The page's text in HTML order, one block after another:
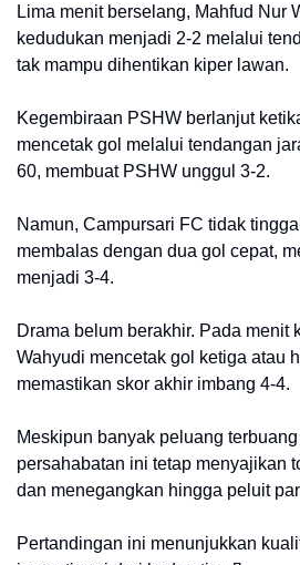
Lima menit berselang, Mahfud Nur
kedudukan menjadi 2-2 melalui
tak mampu dihentikan kiper lawan.
Kegembiraan PSHW berlanjut
mencetak gol melalui tendangan
60, membuat PSHW unggul 3-2.
Namun, Campursari FC tidak
membalas dengan dua gol cepat,
menjadi 3-4.
Drama belum berakhir. Pada menit
Wahyudi mencetak gol ketiga atau
memastikan skor akhir imbang 4-4.
Meskipun banyak peluang
persahabatan ini tetap menyajikan
dan menegangkan hingga peluit
Pertandingan ini menunjukkan